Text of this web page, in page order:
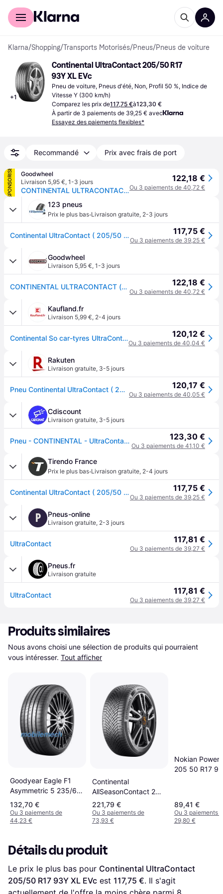
Acheter avec Klarna
Klarna/Shopping/Transports Motorisés/Pneus/Pneus de voiture
+1
Continental UltraContact 205/50 R17
93Y XL EVc
Pneu de voiture, Pneus d'été, Non, Profil 50 %, Indice de
Vitesse Y (300 km/h)
Comparez les prix de117,75 €à123,30 €
À partir de 3 paiements de 39,25 € avec
Essayez des paiements flexibles*
Recommandé Prix avec frais de port
SPONSORISÉ
Goodwheel
Livraison 5,95 €, 1-3 jours
CONTINENTAL ULTRACONTACT (EVc) 205/50R17 93Y (EVc) XL FR BSW
122,18 €
Ou 3 paiements de 40,72 €
123 pneus
Prix le plus bas·Livraison gratuite, 2-3 jours
Continental UltraContact ( 205/50 R17 93Y XL EVc, avec rebord protecteur de jante ) 117,75 €
Ou 3 paiements de 39,25 €
Goodwheel
Livraison 5,95 €, 1-3 jours
CONTINENTAL ULTRACONTACT (EVc) 205/50R17 93Y (EVc) XL FR BSW 122,18 €
Ou 3 paiements de 40,72 €
Kaufland.fr
Livraison 5,99 €, 2-4 jours
Continental So car-tyres UltraContact ( 205/50 R17 93Y XL EVc, avec rebord protecteur de jante ) 120,12 €
Ou 3 paiements de 40,04 €
Rakuten
Livraison gratuite, 3-5 jours
Pneu Continental UltraContact ( 205/50 R17 93Y XL EVc ) 120,17 €
Ou 3 paiements de 40,05 €
Cdiscount
Livraison gratuite, 3-5 jours
Pneu - CONTINENTAL - UltraContact - 205/50 R17 - Été - Vitesse Y - XL 123,30 €
Ou 3 paiements de 41,10 €
Tirendo France
Prix le plus bas·Livraison gratuite, 2-4 jours
Continental UltraContact ( 205/50 R17 93Y XL EVc, avec rebord protecteur de jante ) 117,75 €
Ou 3 paiements de 39,25 €
P Pneus-online
Livraison gratuite, 2-3 jours
UltraContact 117,81 €
Ou 3 paiements de 39,27 €
Pneus.fr
Livraison gratuite
UltraContact 117,81 €
Ou 3 paiements de 39,27 €
Produits similaires
Nous avons choisi une sélection de produits qui pourraient
vous intéresser. Tout afficher
Goodyear Eagle F1
Asymmetric 5 235/60
R18 103W MO
132,70 €
Ou 3 paiements de
44,23 €
Continental
AllSeasonContact 2
265 45 R20 XL Pneu
221,79 €
Ou 3 paiements de
73,93 €
Nokian
205 50 R17
89,41 €
Ou 3 paiements
29,80 €
Détails du produit
Le prix le plus bas pour Continental UltraContact
205/50 R17 93Y XL EVc est 117,75 €. Il s'agit